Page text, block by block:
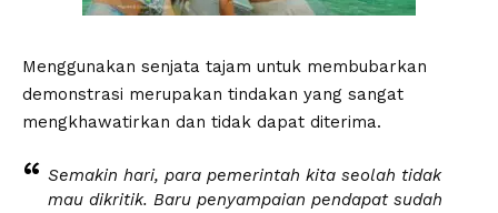
Menggunakan senjata tajam untuk membubarkan
demonstrasi merupakan tindakan yang sangat
mengkhawatirkan dan tidak dapat diterima.
Semakin hari, para pemerintah kita seolah tidak
mau dikritik. Baru penyampaian pendapat sudah